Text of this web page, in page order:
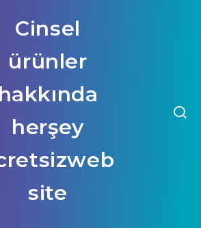
Cinsel
ürünler
hakkında
herşey
site